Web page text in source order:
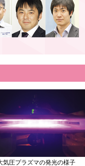
気圧プラズマの発光の様子